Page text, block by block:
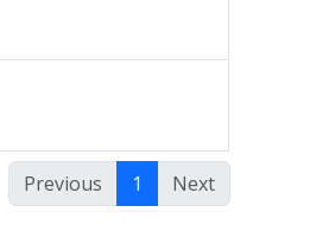
Previous 1 Next